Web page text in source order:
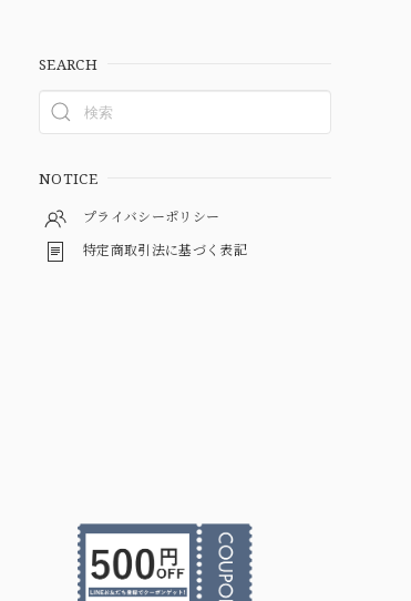
SEARCH
NOTICE
プライバシーポリシー
特定商取引法に基づく表記